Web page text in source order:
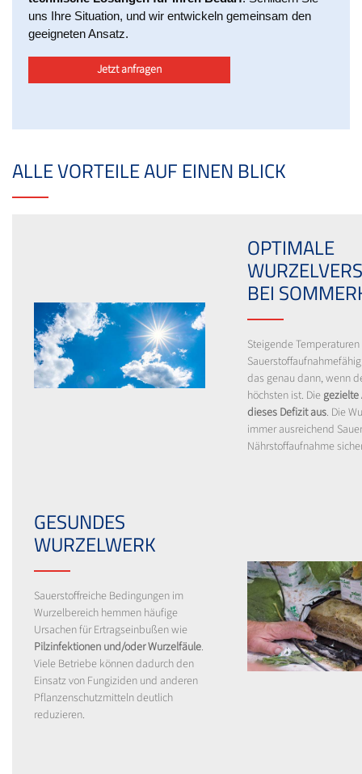
uns Ihre Situation, und wir entwickeln gemeinsam den
geeigneten Ansatz.
Jetzt anfragen
ALLE VORTEILE AUF EINEN BLICK
OPTIMALE
BEI
Steigende
das genau dann, wenn
höchsten ist. Die gezielte
dieses Defizit aus. Die
immer ausreichend
Nährstoffaufnahme
GESUNDES
WURZELWERK
Sauerstoffreiche Bedingungen im
Wurzelbereich hemmen häufige
Ursachen für Ertragseinbußen wie
Pilzinfektionen und/oder Wurzelfäule.
Viele Betriebe können dadurch den
Einsatz von Fungiziden und anderen
Pflanzenschutzmitteln deutlich
reduzieren.